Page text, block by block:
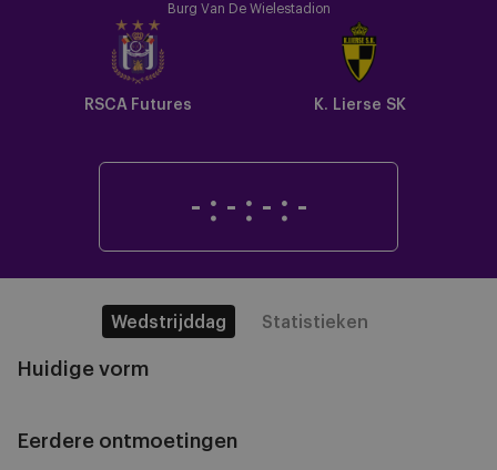
Burg Van De Wielestadion
RSCA Futures K. Lierse SK
- : - : - : -
Wedstrijddag Statistieken
Huidige vorm
Eerdere ontmoetingen